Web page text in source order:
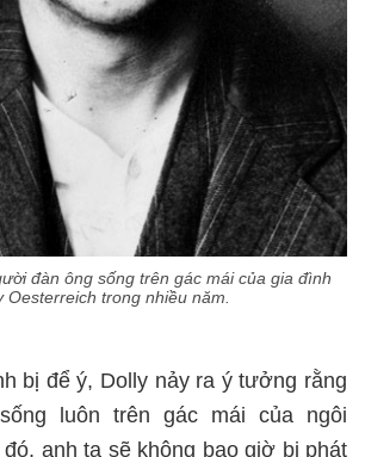
đàn ông sống trên gác mái của gia đình
Oesterreich trong nhiều năm.
bị để ý, Dolly nảy ra ý tưởng rằng
luôn trên gác mái của ngôi
anh ta sẽ không bao giờ bị phát